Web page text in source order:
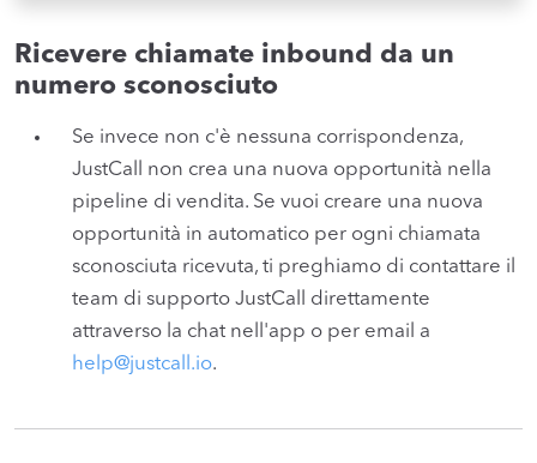
Ricevere chiamate inbound da un
numero sconosciuto
Se invece non c'è nessuna corrispondenza,
JustCall non crea una nuova opportunità nella
pipeline di vendita. Se vuoi creare una nuova
opportunità in automatico per ogni chiamata
sconosciuta ricevuta, ti preghiamo di contattare il
team di supporto JustCall direttamente
attraverso la chat nell'app o per email a
help@justcall.io.